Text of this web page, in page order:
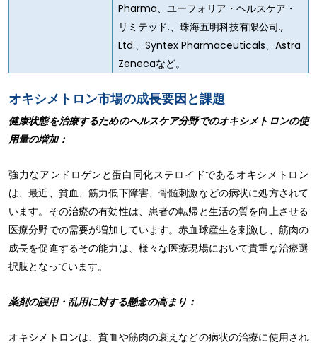
Pharma、ユーフォリア・ヘルスケア・
リミテッド.、珠海五明科技有限公司.,
Ltd.、Syntex Pharmaceuticals、Astra
Zenecaなど。
オキシメトロン市場の成長要因と課題
健康状態を治療するためのヘルスケア分野でのオキシメトロンの使
用量の増加：
強力なアンドロゲンと蛋白同化ステロイドであるオキシメトロン
は、最近、貧血、筋力低下障害、骨髄刺激などの病状に処方されて
います。その治療の有効性は、患者の転帰と生活の質を向上させる
医療分野での需要が増加しています。赤血球産生を刺激し、筋肉の
成長を促進するその能力は、様々な医療現場において貴重な治療選
択肢となっています。
薬剤の誤用・乱用に対する懸念の高まり：
オキシメトロンは、貧血や筋肉の衰えなどの病状の治療に使用され